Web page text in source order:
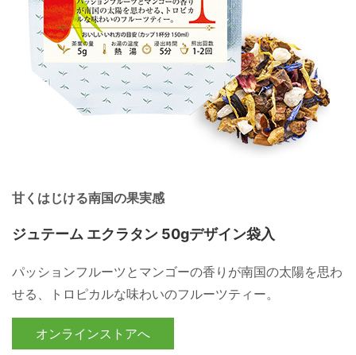
甘くはじける南国の果実感
ジュテーム エクラタン 50gデザイン袋入
パッションフルーツとマンゴーの香りが南国の太陽を思わ
せる、トロピカルな味わいのフルーツティー。
オンラインストアへ